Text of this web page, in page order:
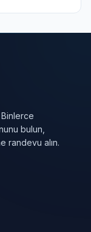
bulun,
randevu alın.